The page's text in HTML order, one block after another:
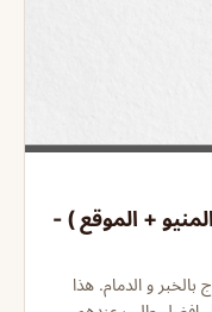
+ الموقع ) -
و الدمام. هذا